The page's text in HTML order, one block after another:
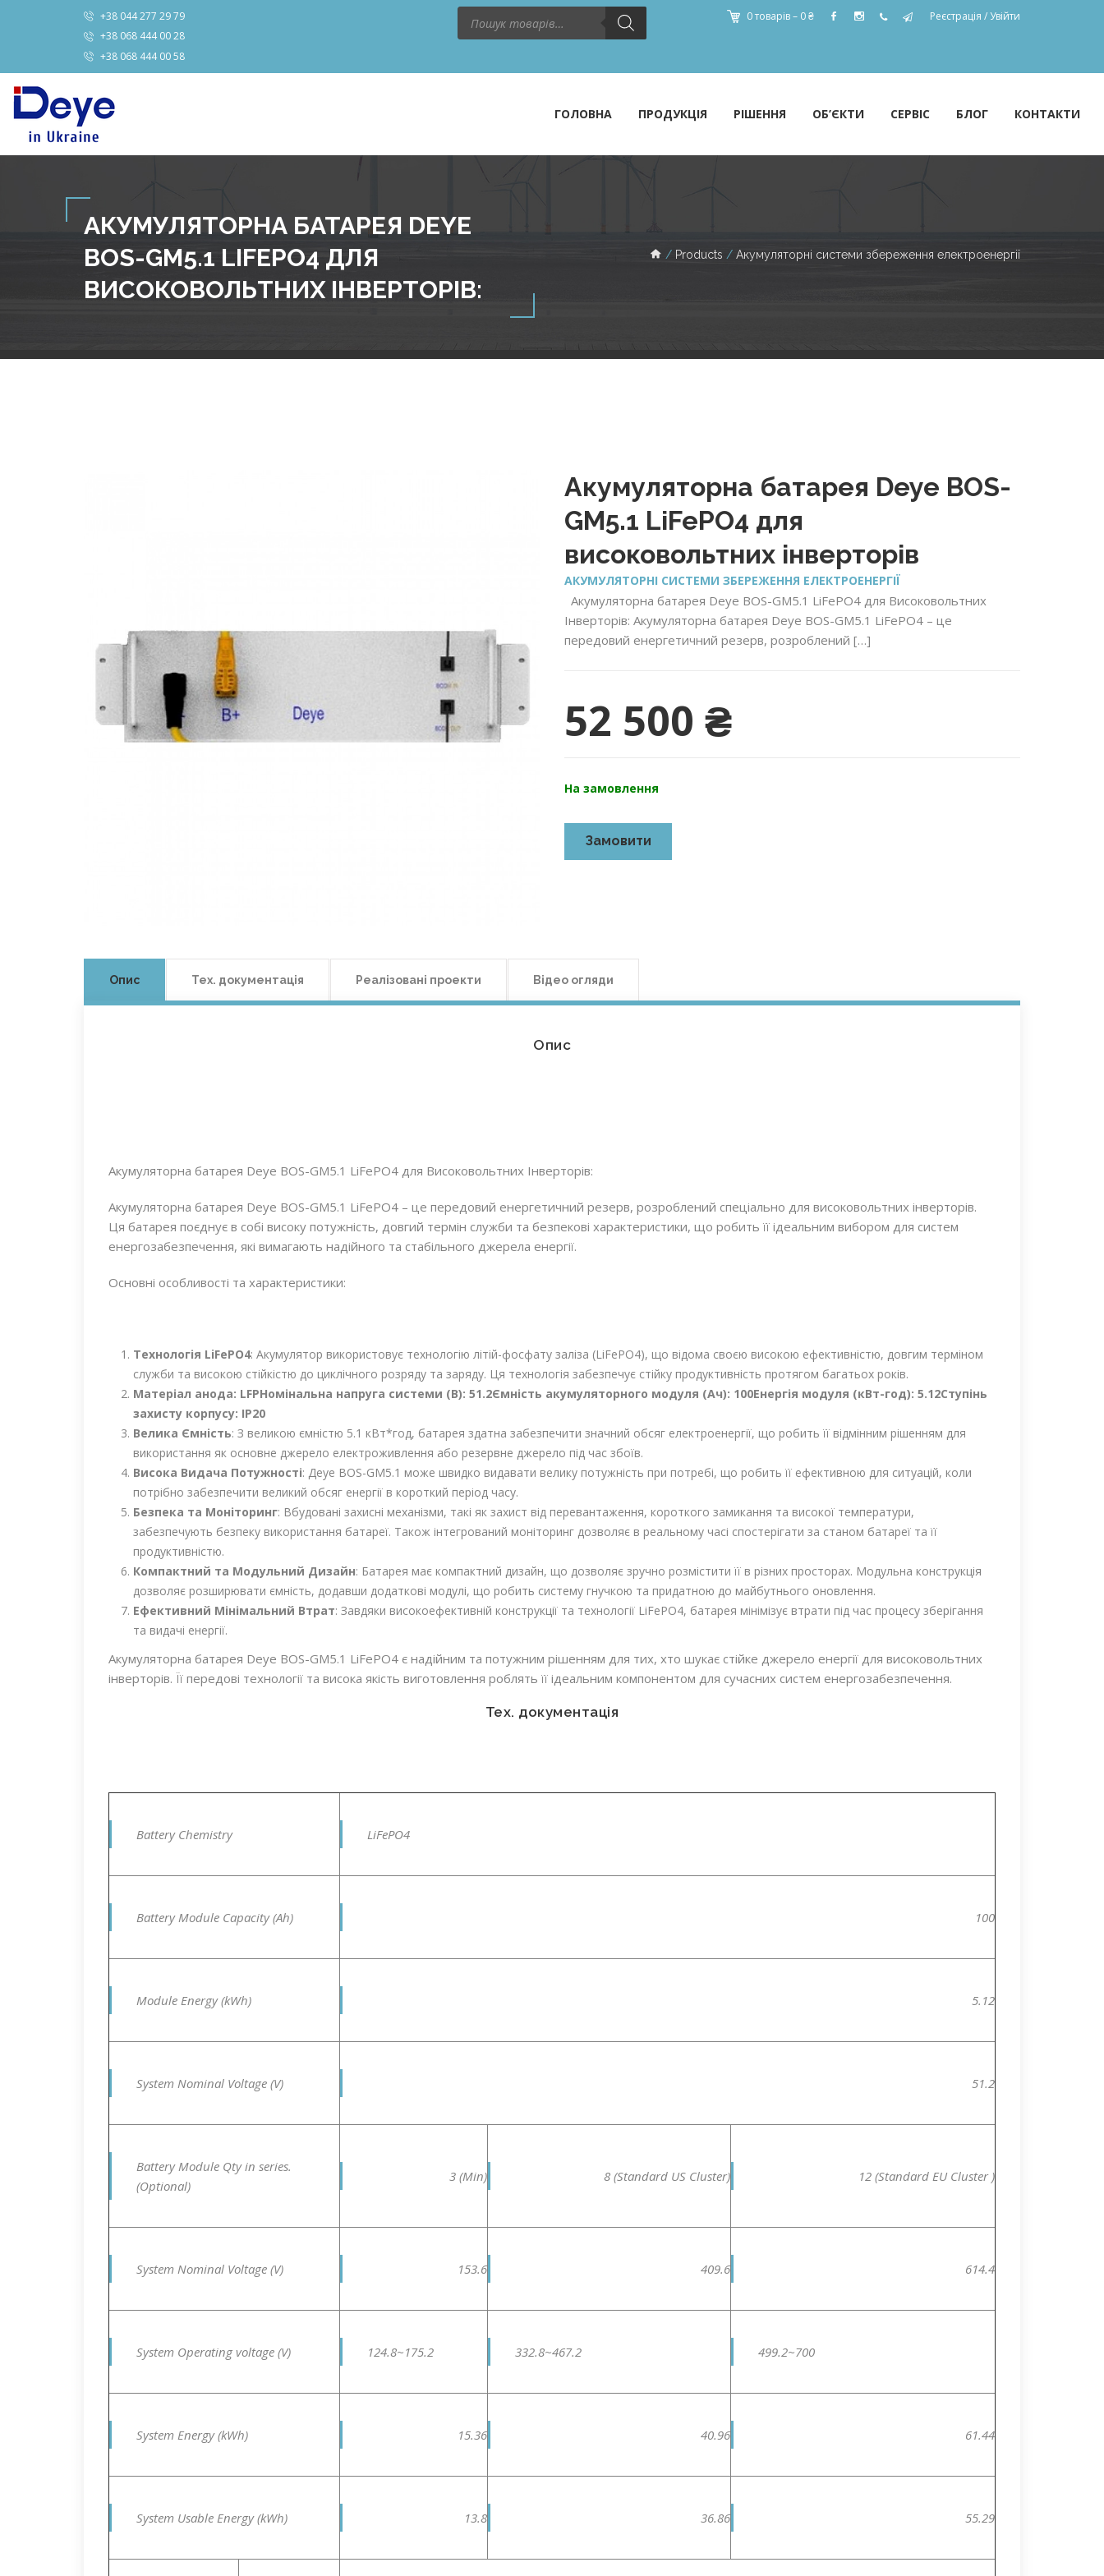
+38 044 277 29 79
+38 068 444 00 28
+38 068 444 00 58
Пошук
товарів 0 товарів – 0₴ Реєстрація /Увійти
ГОЛОВНА ПРОДУКЦІЯ РІШЕННЯ ОБ’ЄКТИ СЕРВІС БЛОГ КОНТАКТИ
АКУМУЛЯТОРНА БАТАРЕЯ DEYE
BOS-GM5.1 LIFEPO4 ДЛЯ
ВИСОКОВОЛЬТНИХ ІНВЕРТОРІВ:
Products Акумуляторні системи збереження електроенергії
Акумуляторна батарея Deye BOS-
GM5.1 LiFePO4 для
високовольтних інверторів
АКУМУЛЯТОРНІ СИСТЕМИ ЗБЕРЕЖЕННЯ ЕЛЕКТРОЕНЕРГІЇ
Акумуляторна батарея Deye BOS-GM5.1 LiFePO4 для Високовольтних
Інверторів: Акумуляторна батарея Deye BOS-GM5.1 LiFePO4 – це
передовий енергетичний резерв, розроблений […]
52 500 ₴
На замовлення
Замовити
Опис Тех. документація Реалізовані проекти Відео огляди
Опис
Акумуляторна батарея Deye BOS-GM5.1 LiFePO4 для Високовольтних Інверторів:
Акумуляторна батарея Deye BOS-GM5.1 LiFePO4 – це передовий енергетичний резерв, розроблений спеціально для високовольтних інверторів.
Ця батарея поєднує в собі високу потужність, довгий термін служби та безпекові характеристики, що робить її ідеальним вибором для систем
енергозабезпечення, які вимагають надійного та стабільного джерела енергії.
Основні особливості та характеристики:
Технологія LiFePO4: Акумулятор використовує технологію літій-фосфату заліза (LiFePO4), що відома своєю високою ефективністю, довгим терміном
служби та високою стійкістю до циклічного розряду та заряду. Ця технологія забезпечує стійку продуктивність протягом багатьох років.
Матеріал анода: LFPНомінальна напруга системи (В): 51.2Ємність акумуляторного модуля (Ач): 100Енергія модуля (кВт-год): 5.12Ступінь
захисту корпусу: IP20
Велика Ємність: З великою ємністю 5.1 кВт*год, батарея здатна забезпечити значний обсяг електроенергії, що робить її відмінним рішенням для
використання як основне джерело електроживлення або резервне джерело під час збоїв.
Висока Видача Потужності: Дeye BOS-GM5.1 може швидко видавати велику потужність при потребі, що робить її ефективною для ситуацій, коли
потрібно забезпечити великий обсяг енергії в короткий період часу.
Безпека та Моніторинг: Вбудовані захисні механізми, такі як захист від перевантаження, короткого замикання та високої температури,
забезпечують безпеку використання батареї. Також інтегрований моніторинг дозволяє в реальному часі спостерігати за станом батареї та її
продуктивністю.
Компактний та Модульний Дизайн: Батарея має компактний дизайн, що дозволяє зручно розмістити її в різних просторах. Модульна конструкція
дозволяє розширювати ємність, додавши додаткові модулі, що робить систему гнучкою та придатною до майбутнього оновлення.
Ефективний Мінімальний Втрат: Завдяки високоефективній конструкції та технології LiFePO4, батарея мінімізує втрати під час процесу зберігання
та видачі енергії.
Акумуляторна батарея Deye BOS-GM5.1 LiFePO4 є надійним та потужним рішенням для тих, хто шукає стійке джерело енергії для високовольтних
інверторів. Її передові технології та висока якість виготовлення роблять її ідеальним компонентом для сучасних систем енергозабезпечення.
Тех. документація
Battery Chemistry LiFePO4
Battery Module Capacity (Ah) 100
Module Energy (kWh) 5.12
System Nominal Voltage (V) 51.2
Battery Module Qty in series.
(Optional)
3 (Min) 8 (Standard US Cluster) 12 (Standard EU Cluster )
System Nominal Voltage (V) 153.6 409.6 614.4
System Operating voltage (V) 124.8~175.2 332.8~467.2 499.2~700
System Energy (kWh) 15.36 40.96 61.44
System Usable Energy (kWh) 13.8 36.86 55.29